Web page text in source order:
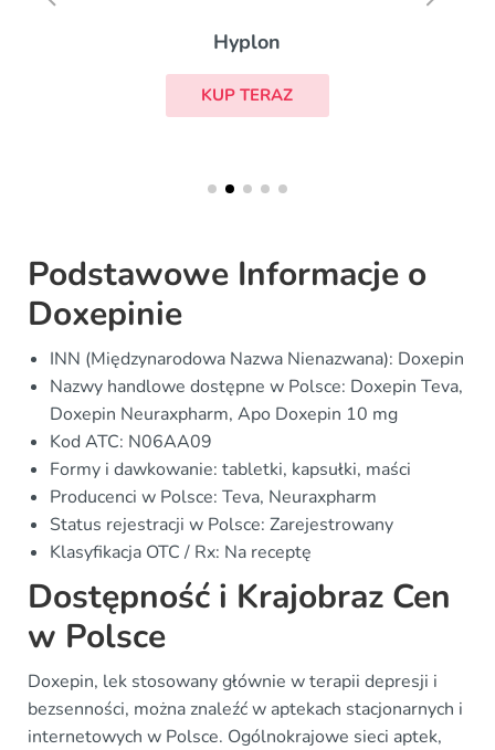
Podstawowe Informacje o
Doxepinie
INN (Międzynarodowa Nazwa Nienazwana): Doxepin
Nazwy handlowe dostępne w Polsce: Doxepin Teva,
Doxepin Neuraxpharm, Apo Doxepin 10 mg
Kod ATC: N06AA09
Formy i dawkowanie: tabletki, kapsułki, maści
Producenci w Polsce: Teva, Neuraxpharm
Status rejestracji w Polsce: Zarejestrowany
Klasyfikacja OTC / Rx: Na receptę
Dostępność i Krajobraz Cen
w Polsce
Doxepin, lek stosowany głównie w terapii depresji i
bezsenności, można znaleźć w aptekach stacjonarnych i
internetowych w Polsce. Ogólnokrajowe sieci aptek,